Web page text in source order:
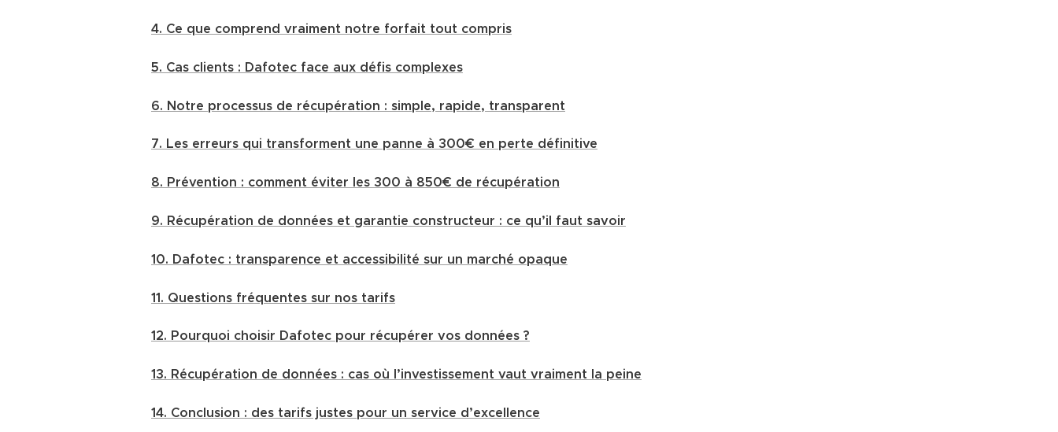
4. Ce que comprend vraiment notre forfait tout compris
5. Cas clients : Dafotec face aux défis complexes
6. Notre processus de récupération : simple, rapide, transparent
7. Les erreurs qui transforment une panne à 300€ en perte définitive
8. Prévention : comment éviter les 300 à 850€ de récupération
9. Récupération de données et garantie constructeur : ce qu’il faut savoir
10. Dafotec : transparence et accessibilité sur un marché opaque
11. Questions fréquentes sur nos tarifs
12. Pourquoi choisir Dafotec pour récupérer vos données ?
13. Récupération de données : cas où l’investissement vaut vraiment la peine
14. Conclusion : des tarifs justes pour un service d’excellence